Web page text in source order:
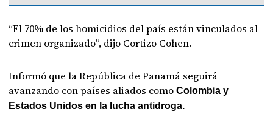
“El 70% de los homicidios del país están vinculados al
crimen organizado”, dijo Cortizo Cohen.
Informó que la República de Panamá seguirá
avanzando con países aliados comoColombia y
Estados Unidos en la lucha antidroga.